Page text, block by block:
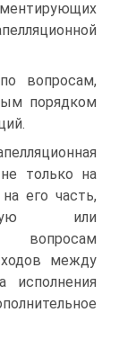
вопросам,
порядком
только на
его часть,
или
между
исполнения